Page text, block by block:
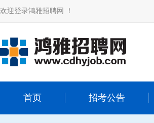
欢迎登录鸿雅招聘网 ！
首页 招考公告